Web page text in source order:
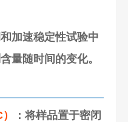
和加速稳定性试验中
量随时间的变化。
：将样品置于密闭